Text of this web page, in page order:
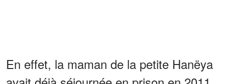
En effet, la maman de la petite Hanëya